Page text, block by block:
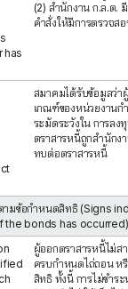
has
(2) สำนักงาน ก.ล.ต.
คำสั่งให้มีการตรวจ
สมาคมได้รับข้อมูลว่
เกณฑ์ของหน่วยงาน
ระมัดระวังใน การล
ตราสารหนี้ถูกสำนักง
ทบต่อตราสารหนี้
ตามข้อกำหนดสิทธิ
the bonds has occurred)
ผู้ออกตราสารหนี้ไม่ส
ครบกำหนดไถ่ถอน ห
สิทธิ ทั้งนี้ การไม่ชำร